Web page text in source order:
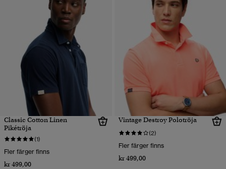
Classic Cotton Linen
Pikétröja
(1)
Fler färger finns
kr 499,00
Vintage Destroy Polotröja
(2)
Fler färger finns
kr 499,00